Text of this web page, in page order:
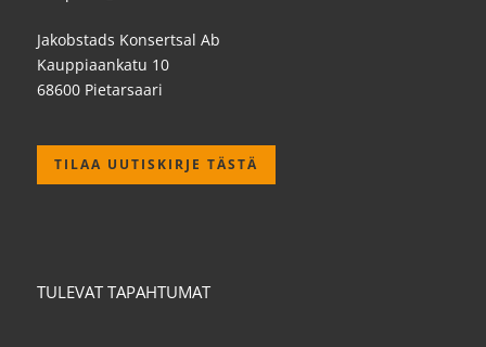
Jakobstads Konsertsal Ab
Kauppiaankatu 10
68600 Pietarsaari
TILAA UUTISKIRJE TÄSTÄ
TULEVAT TAPAHTUMAT